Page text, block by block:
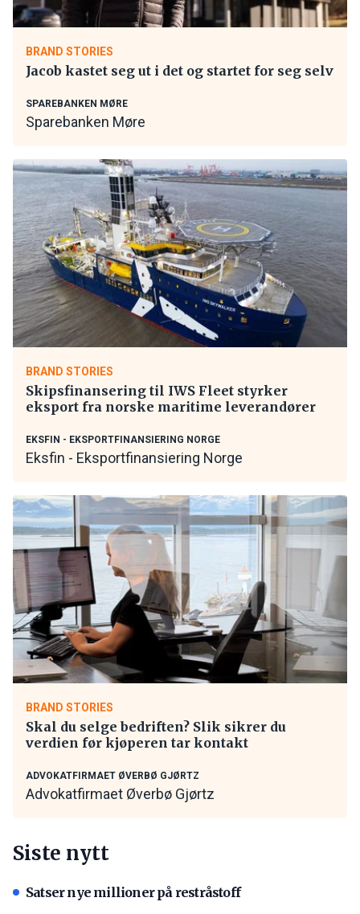
BRAND STORIES
Jacob kastet seg ut i det og startet for seg selv
SPAREBANKEN MØRE
Sparebanken Møre
BRAND STORIES
Skipsfinansering til IWS Fleet styrker
eksport fra norske maritime leverandører
EKSFIN - EKSPORTFINANSIERING NORGE
Eksfin - Eksportfinansiering Norge
BRAND STORIES
Skal du selge bedriften? Slik sikrer du
verdien før kjøperen tar kontakt
ADVOKATFIRMAET ØVERBØ GJØRTZ
Advokatfirmaet Øverbø Gjørtz
Siste nytt
Satser nye millioner på restråstoff